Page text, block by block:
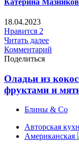
18.04.2023
Нравится 2
Читать далее
Комментарий
Поделиться
Оладьи из
фруктами и
Блины & Co
Авторская
Американская